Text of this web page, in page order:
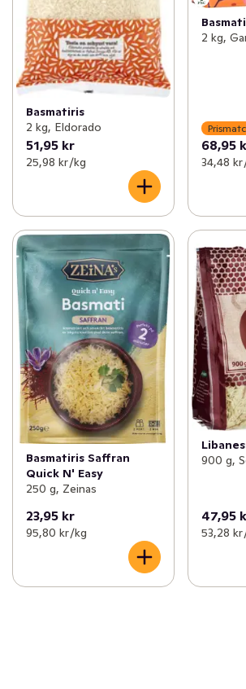
Basmatiris
2 kg, Eldorado
51,95 kr
25,98 kr /kg
2 kg,
68,95
34,48 kr
Basmatiris Saffran
Quick N' Easy
250 g, Zeinas
23,95 kr
95,80 kr /kg
900 g,
47,95
53,28 kr